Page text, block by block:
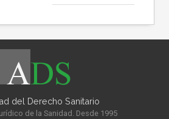
del Derecho Sanitario
de la Sanidad. Desde 1995